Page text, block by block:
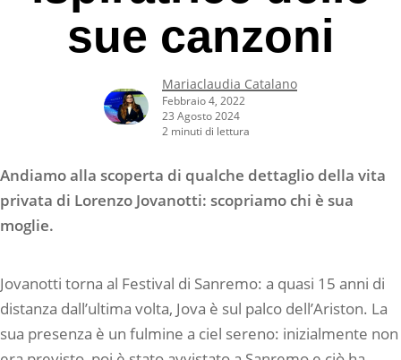
sue canzoni
Mariaclaudia Catalano
Febbraio 4, 2022
23 Agosto 2024
2 minuti di lettura
Andiamo alla scoperta di qualche dettaglio della vita
privata di Lorenzo Jovanotti: scopriamo chi è sua
moglie.
Jovanotti torna al Festival di Sanremo: a quasi 15 anni di
distanza dall’ultima volta, Jova è sul palco dell’Ariston. La
sua presenza è un fulmine a ciel sereno: inizialmente non